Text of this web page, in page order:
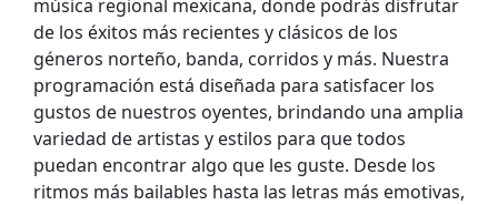
música regional mexicana, donde podrás disfrutar
de los éxitos más recientes y clásicos de los
géneros norteño, banda, corridos y más. Nuestra
programación está diseñada para satisfacer los
gustos de nuestros oyentes, brindando una amplia
variedad de artistas y estilos para que todos
puedan encontrar algo que les guste. Desde los
ritmos más bailables hasta las letras más emotivas,